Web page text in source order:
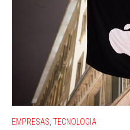
EMPRESAS TECNOLOGIA